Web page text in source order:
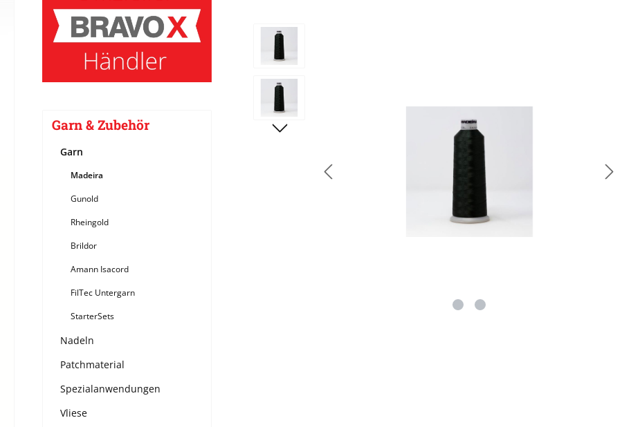
Garn & Zubehör
Garn
Madeira
Gunold
Rheingold
Brildor
Amann Isacord
FilTec Untergarn
StarterSets
Nadeln
Patchmaterial
Spezialanwendungen
Vliese
Bildergalerie überspringen